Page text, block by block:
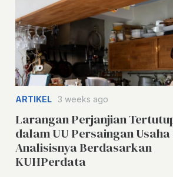
ARTIKEL 3 weeks ago
Larangan Perjanjian
dalam UU Persaingan Usaha
Analisisnya Berdasarkan
KUHPerdata